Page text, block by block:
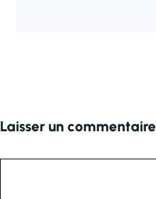
Laisser un commentaire